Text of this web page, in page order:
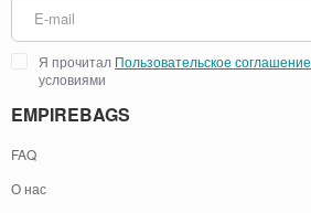
Я прочитал Пользовательское соглашение
условиями
EMPIREBAGS
FAQ
О нас